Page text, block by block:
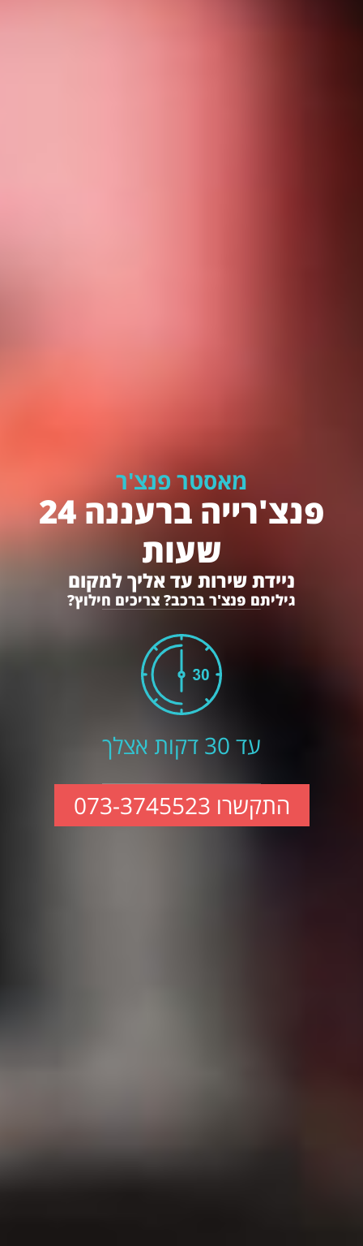
מאסטר פנצ'ר
פנצ'רייה ברעננה 24
שעות
ניידת שירות עד אליך למקום
גיליתם פנצ'ר ברכב? צריכים חילוץ?
עד 30 דקות אצלך
התקשרו 073-3745523